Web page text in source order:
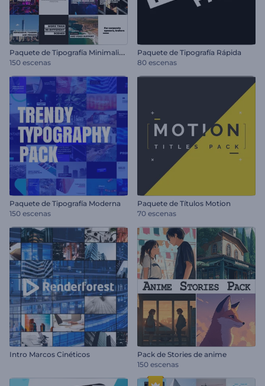
P
aquete de Tipografía Minimalista
150 escenas
Paquete de Tipografía Rápida
80 escenas
Paquete de Tipografía Moderna
150 escenas
Paquete de Títulos Motion
70 escenas
Intro Marcos Cinéticos
Pack de Stories de anime
150 escenas